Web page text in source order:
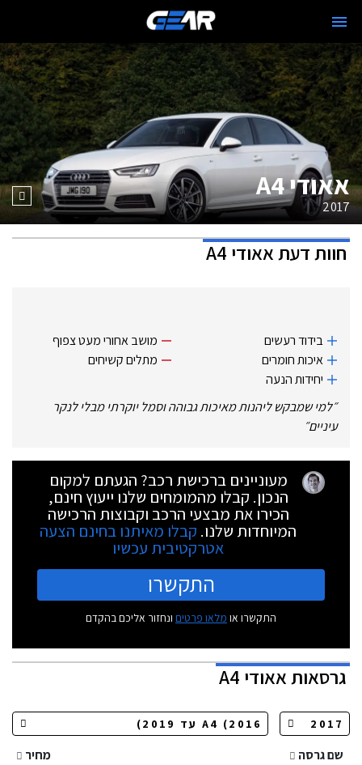
אאודי A4
2017
חוות דעתאאודי A4
בידוד רעשים
איכות חומרים
יחידות הנעה
מושב אחורי מעט צפוף
מתלים קשיחים
״למי שמבקש ליהנות מאיכות גבוהה וסמל יוקרתי מבלי לנקר
עיניים״
מעוניינים ברכישת רכב? הגעתם למקום
הנכון. קבלו מהמומחים שלנו ייעוץ חינם,
הכירו את מבצעי הרכב וקבוצות הרכישה
המיוחדות שלנו. קבלו מאיתנו בחינם הצעה
אטרקטיבית עכשיו
התקשרו
התקשרו או מלאו פרטים ונחזור אליכם בהקדם
גרסאותאאודי A4
שם גרסה
מחיר